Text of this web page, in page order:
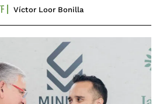
Víctor Loor Bonilla